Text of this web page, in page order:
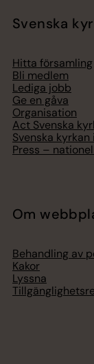
Svenska
Hitta församling
Bli medlem
Lediga jobb
Ge en gåva
Organisation
Act Svenska
Svenska
Press –
Om
Behandling av
Kakor
Lyssna